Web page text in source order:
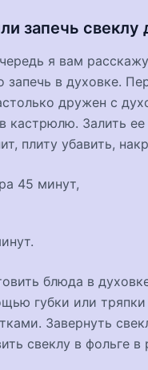
запечь свеклу
я вам
в духовке.
дружен с
кастрюлю. Залить
плиту убавить,
45 минут,
блюда в
губки или
Завернуть
свеклу в фольге